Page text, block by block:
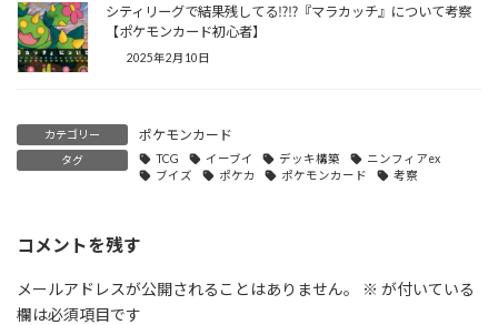
シティリーグで結果残してる⁉︎⁉︎『マラカッチ』について考察
【ポケモンカード初心者】
2025年2月10日
カテゴリー ポケモンカード
タグ TCG イーブイ デッキ構築
ニンフィアex
ブイズ
ポケカ ポケモンカード 考察
コメントを残す
メールアドレスが公開されることはありません。 ※ が付いている
欄は必須項目です